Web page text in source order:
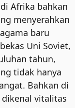
Afrika bahkan
menyerahkan
baru
Uni Soviet,
tahun,
tidak hanya
Bahkan di
vitalitas